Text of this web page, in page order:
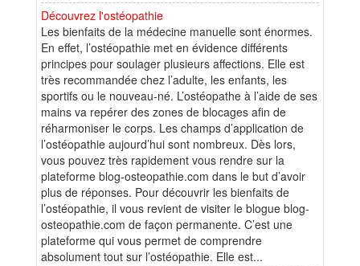
Découvrez l'ostéopathie
Les bienfaits de la médecine manuelle sont énormes.
En effet, l’ostéopathie met en évidence différents
principes pour soulager plusieurs affections. Elle est
très recommandée chez l’adulte, les enfants, les
sportifs ou le nouveau-né. L’ostéopathe à l’aide de ses
mains va repérer des zones de blocages afin de
réharmoniser le corps. Les champs d’application de
l’ostéopathie aujourd’hui sont nombreux. Dès lors,
vous pouvez très rapidement vous rendre sur la
plateforme blog-osteopathie.com dans le but d’avoir
plus de réponses. Pour découvrir les bienfaits de
l’ostéopathie, il vous revient de visiter le blogue blog-
osteopathie.com de façon permanente. C’est une
plateforme qui vous permet de comprendre
absolument tout sur l’ostéopathie. Elle est...